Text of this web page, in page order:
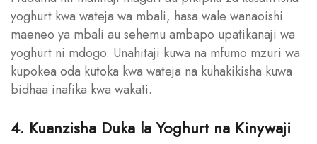
yoghurt kwa wateja wa mbali, hasa wale wanaoishi
maeneo ya mbali au sehemu ambapo upatikanaji wa
yoghurt ni mdogo. Unahitaji kuwa na mfumo mzuri wa
kupokea oda kutoka kwa wateja na kuhakikisha kuwa
bidhaa inafika kwa wakati.
4. Kuanzisha Duka la Yoghurt na Kinywaji